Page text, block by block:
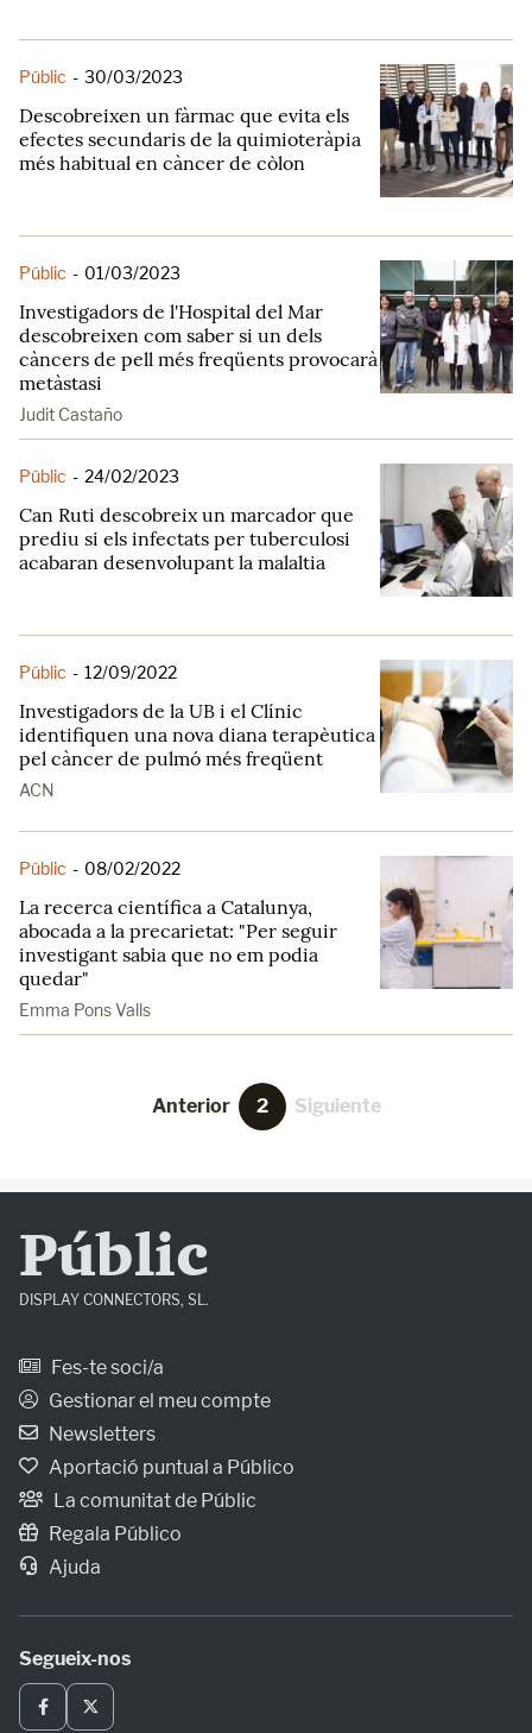
Públic - 30/03/2023
Descobreixen un fàrmac que evita els
efectes secundaris de la quimioteràpia
més habitual en càncer de còlon
Públic - 01/03/2023
Investigadors de l'Hospital del Mar
descobreixen com saber si un dels
càncers de pell més freqüents provocarà
metàstasi
Judit Castaño
Públic - 24/02/2023
Can Ruti descobreix un marcador que
prediu si els infectats per tuberculosi
acabaran desenvolupant la malaltia
Públic - 12/09/2022
Investigadors de la UB i el Clínic
identifiquen una nova diana terapèutica
pel càncer de pulmó més freqüent
ACN
Públic - 08/02/2022
La recerca científica a Catalunya,
abocada a la precarietat: "Per seguir
investigant sabia que no em podia
quedar"
Emma Pons Valls
Anterior 2 Siguiente
Públic
DISPLAY CONNECTORS, SL.
Fes-te soci/a
Gestionar el meu compte
Newsletters
Aportació puntual a Público
La comunitat de Públic
Regala Público
Ajuda
Segueix-nos